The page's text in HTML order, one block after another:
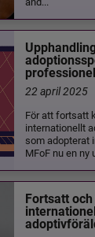
22 april 2025
För att fortsatt
internationellt
som adopterat
MFoF nu en ny
Fortsatt